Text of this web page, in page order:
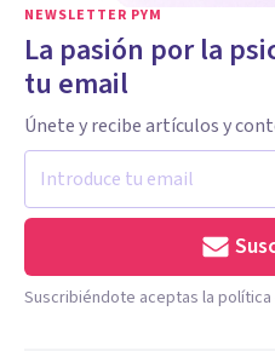
NEWSLETTER PYM
La pasión por la
tu email
Únete y recibe artículos y
Suscribiéndote aceptas la